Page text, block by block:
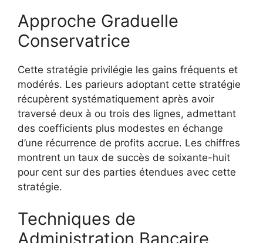
Approche Graduelle
Conservatrice
Cette stratégie privilégie les gains fréquents et
modérés. Les parieurs adoptant cette stratégie
récupèrent systématiquement après avoir
traversé deux à ou trois des lignes, admettant
des coefficients plus modestes en échange
d’une récurrence de profits accrue. Les chiffres
montrent un taux de succès de soixante-huit
pour cent sur des parties étendues avec cette
stratégie.
Techniques de
Administration Bancaire